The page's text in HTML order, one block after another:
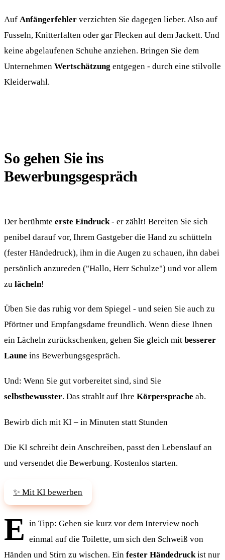
Auf Anfängerfehler verzichten Sie dagegen lieber. Also auf
Fusseln, Knitterfalten oder gar Flecken auf dem Jackett. Und
keine abgelaufenen Schuhe anziehen. Bringen Sie dem
Unternehmen Wertschätzung entgegen - durch eine stilvolle
Kleiderwahl.
So gehen Sie ins
Bewerbungsgespräch
Der berühmte erste Eindruck - er zählt! Bereiten Sie sich
penibel darauf vor, Ihrem Gastgeber die Hand zu schütteln
(fester Händedruck), ihm in die Augen zu schauen, ihn dabei
persönlich anzureden ("Hallo, Herr Schulze") und vor allem
zu lächeln!
Üben Sie das ruhig vor dem Spiegel - und seien Sie auch zu
Pförtner und Empfangsdame freundlich. Wenn diese Ihnen
ein Lächeln zurückschenken, gehen Sie gleich mit besserer
Laune ins Bewerbungsgespräch.
Und: Wenn Sie gut vorbereitet sind, sind Sie
selbstbewusster. Das strahlt auf Ihre Körpersprache ab.
Bewirb dich mit KI – in Minuten statt Stunden
Die KI schreibt dein Anschreiben, passt den Lebenslauf an
und versendet die Bewerbung. Kostenlos starten.
✨ Mit KI bewerben
E in Tipp: Gehen sie kurz vor dem Interview noch
einmal auf die Toilette, um sich den Schweiß von
Händen und Stirn zu wischen. Ein fester Händedruck ist nur